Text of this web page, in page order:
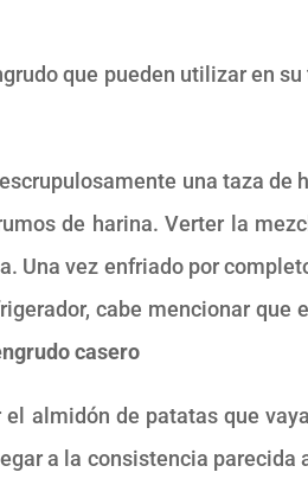
que pueden utilizar en
una taza de
de harina. Verter la
Una vez enfriado por
cabe mencionar que
casero
almidón de patatas que
a la consistencia